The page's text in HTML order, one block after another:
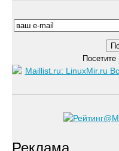
Посетите
Реклама